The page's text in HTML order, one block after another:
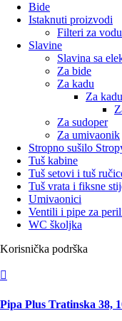
Bide
Istaknuti proizvodi
Filteri za vodu
Slavine
Slavina sa
Za bide
Za kadu
Za
Za sudoper
Za umivaonik
Stropno sušilo
Tuš kabine
Tuš setovi i tuš
Tuš vrata i fiksne
Umivaonici
Ventili i pipe za
WC školjka
Korisnička podrška

Pipa Plus Tratinska 38,